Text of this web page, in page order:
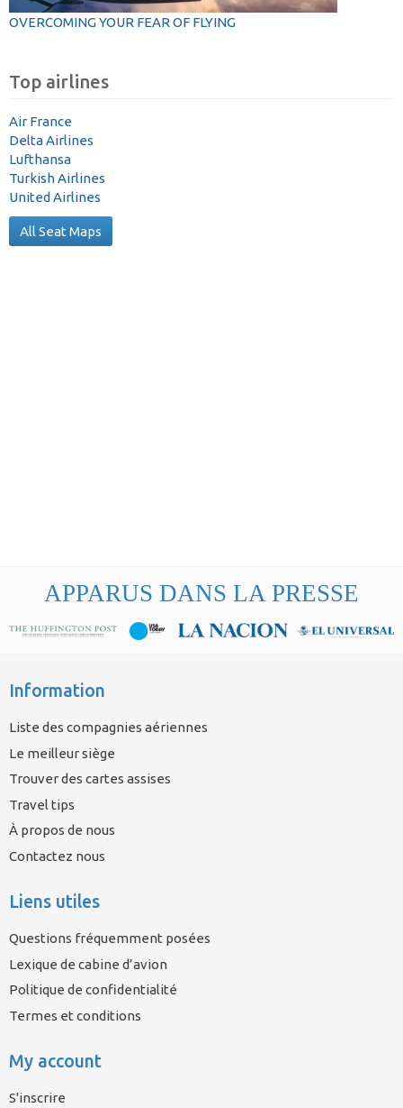
OVERCOMING YOUR FEAR OF FLYING
Top airlines
Air France
Delta Airlines
Lufthansa
Turkish Airlines
United Airlines
All Seat Maps
APPARUS DANS LA PRESSE
Information
Liste des compagnies aériennes
Le meilleur siège
Trouver des cartes assises
Travel tips
À propos de nous
Contactez nous
Liens utiles
Questions fréquemment posées
Lexique de cabine d’avion
Politique de confidentialité
Termes et conditions
My account
S'inscrire